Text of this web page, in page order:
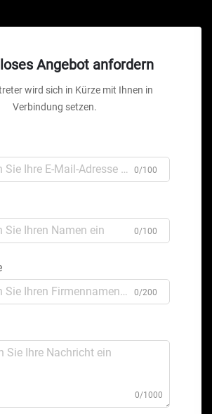
Angebot anfordern
wird sich in Kürze mit Ihnen in
Verbindung setzen.
0/100
0/100
0/200
0/1000